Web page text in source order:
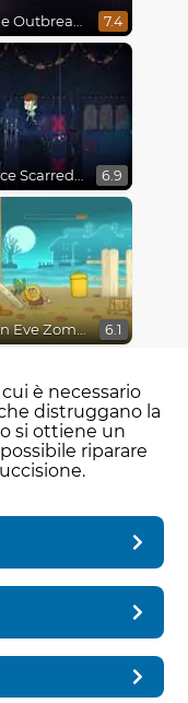
Zombie Outbreak Arena 7.4
Clarence Scarred Silly 6.9
Adam n Eve Zombies 6.1
è necessario
distruggano la
si ottiene un
riparare